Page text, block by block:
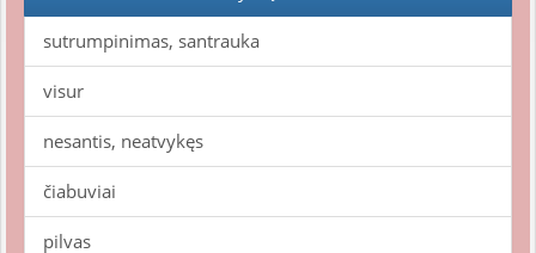
sutrumpinimas, santrauka
visur
nesantis, neatvykęs
čiabuviai
pilvas